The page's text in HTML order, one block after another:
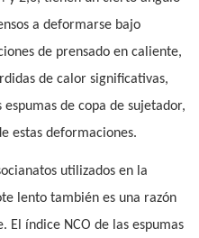
a deformarse bajo
de prensado en caliente,
de calor significativas,
de copa de sujetador,
estas deformaciones.
utilizados en la
lento también es una razón
El índice NCO de las espumas